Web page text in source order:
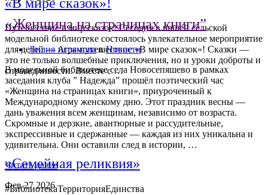
Путешествие в мир сказок! Сегодня в нашей сельской
модельной библиотеке состоялось увлекательное мероприятие
для детей — игра-путешествие «В мире сказок»! Сказки —
это не только волшебные приключения, но и уроки доброты и
справедливости. Вместе с …
«Семейная реликвия»
#БиблиотекаТерриторияЕдинства
«Женщина на страницах книги”
Лилия АгзямовавНовости
В модельной библиотеке села Новосепяшево в рамках
заседания клуба ” Надежда” прошёл поэтический час
«Женщина на страницах книги», приуроченный к
Международному женскому дню. Этот праздник весны —
дань уважения всем женщинам, независимо от возраста.
Скромные и дерзкие, авантюрные и рассудительные,
экспрессивные и сдержанные — каждая из них уникальна и
удивительна. Они оставили след в истории, …
Читать далее
Фев 27 2026